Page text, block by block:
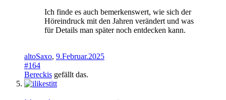
Ich finde es auch bemerkenswert, wie sich der
Höreindruck mit den Jahren verändert und was
für Details man später noch entdecken kann.
altoSaxo, 9.Februar.2025
#164
Bereckis gefällt das.